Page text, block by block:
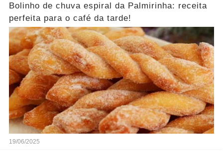
Bolinho de chuva espiral da Palmirinha: receita
perfeita para o café da tarde!
19/06/2025